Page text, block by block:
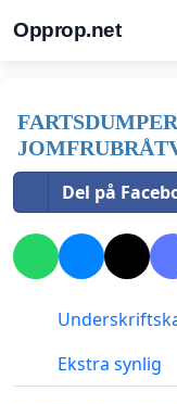
Opprop.net
Del på
Ekstra synlig